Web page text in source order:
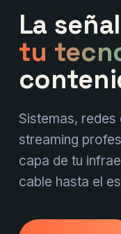
La
tu
Sistemas,
streaming
capa de tu
cable hasta el